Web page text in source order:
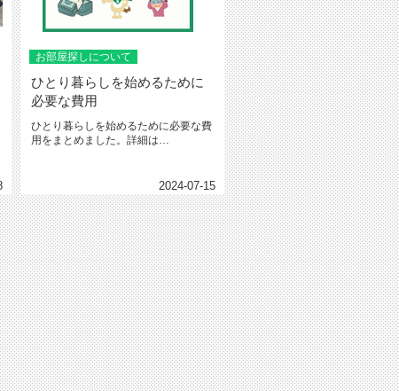
お部屋探しについて
ひとり暮らしを始めるために
必要な費用
ひとり暮らしを始めるために必要な費
用をまとめました。詳細は
2024-07-15